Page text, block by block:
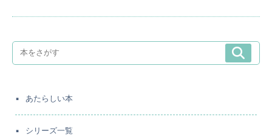
あたらしい本
シリーズ一覧